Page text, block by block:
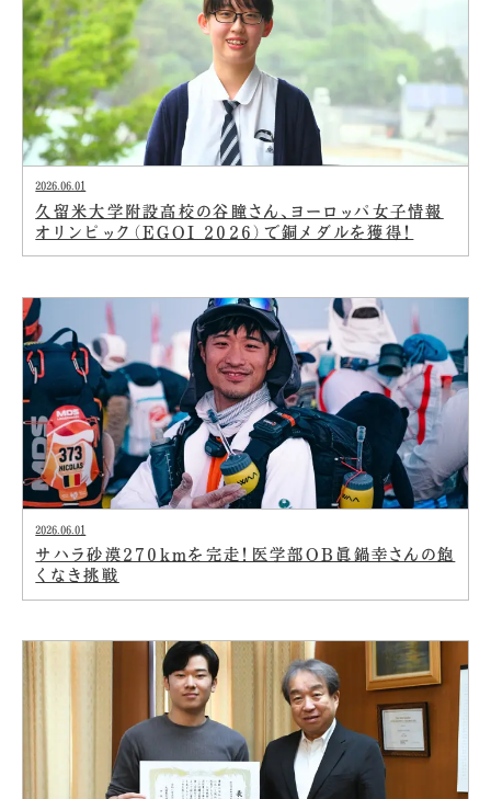
2026.06.01
久留米大学附設高校の谷瞳さん、ヨーロッパ女子情報
オリンピック（EGOI 2026）で銅メダルを獲得！
2026.06.01
サハラ砂漠270kmを完走！医学部OB眞鍋幸さんの飽
くなき挑戦